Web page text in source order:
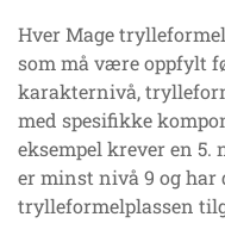
Hver Mage
som må være oppfylt
karakternivå,
med spesifikke
eksempel krever en
er minst nivå 9 og har
trylleformelplassen